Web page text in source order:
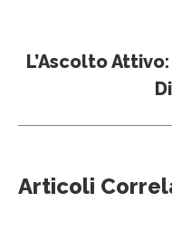
L’Ascolto
Articoli